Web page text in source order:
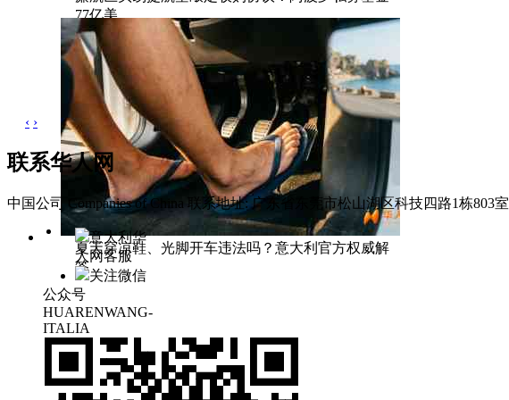
77亿美
夏天穿凉鞋、光脚开车违法吗？意大利官方权威解
答
‹ ›
联系华人网
中国公司 Companies of China 联系地址: 广东省东莞市松山湖区科技四路1栋803室
意大利华
人网客服
关注微信
公众号
HUARENWANG-
ITALIA